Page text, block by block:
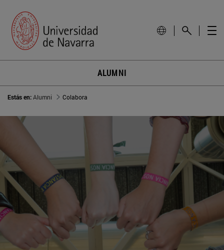
ALUMNI
Estás en:Alumni Colabora